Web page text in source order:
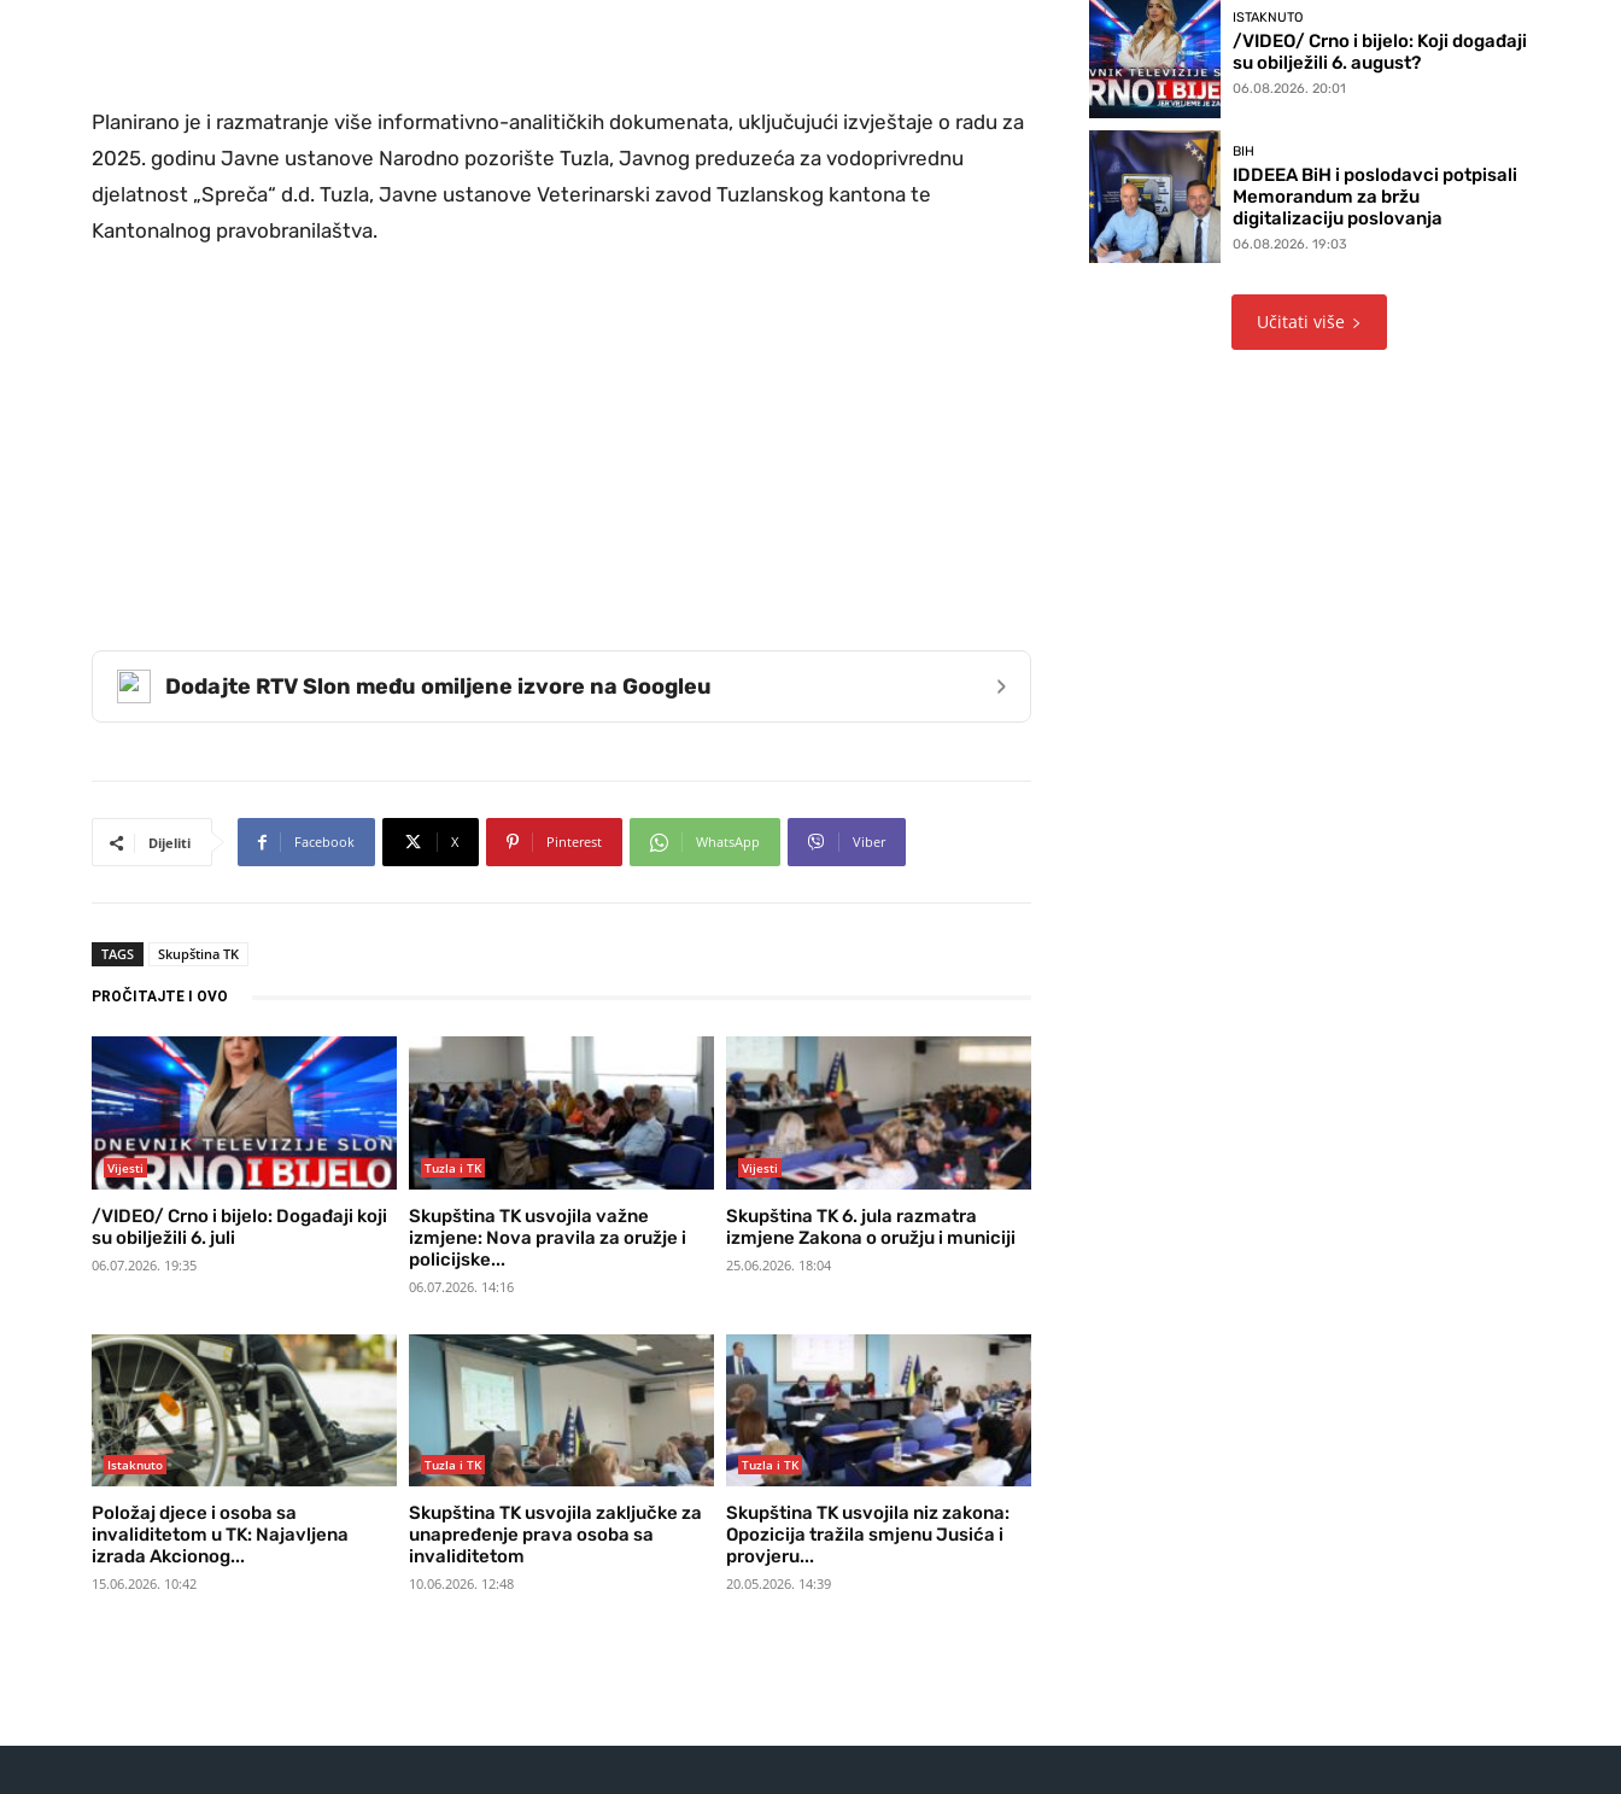
Planirano je i razmatranje više informativno-analitičkih dokumenata, uključujući izvještaje o radu za
2025. godinu Javne ustanove Narodno pozorište Tuzla, Javnog preduzeća za vodoprivrednu
djelatnost „Spreča“ d.d. Tuzla, Javne ustanove Veterinarski zavod Tuzlanskog kantona te
Kantonalnog pravobranilaštva.
Dodajte RTV Slon među omiljene izvore na Googleu ›
Dijeliti Facebook X Pinterest WhatsApp Viber
TAGS Skupština TK
PROČITAJTE I OVO
Vijesti
/VIDEO/ Crno i bijelo: Događaji koji
su obilježili 6. juli
06.07.2026. 19:35
Tuzla i TK
Skupština TK usvojila važne
izmjene: Nova pravila za oružje i
policijske...
06.07.2026. 14:16
Vijesti
Skupština TK 6. jula razmatra
izmjene Zakona o oružju i municiji
25.06.2026. 18:04
Istaknuto
Položaj djece i osoba sa
invaliditetom u TK: Najavljena
izrada Akcionog...
15.06.2026. 10:42
Tuzla i TK
Skupština TK usvojila zaključke za
unapređenje prava osoba sa
invaliditetom
10.06.2026. 12:48
Tuzla i TK
Skupština TK usvojila niz zakona:
Opozicija tražila smjenu Jusića i
provjeru...
20.05.2026. 14:39
ISTAKNUTO
/VIDEO/ Crno i bijelo: Koji događaji
su obilježili 6. august?
06.08.2026. 20:01
BIH
IDDEEA BiH i poslodavci potpisali
Memorandum za bržu
digitalizaciju poslovanja
06.08.2026. 19:03
Učitati više